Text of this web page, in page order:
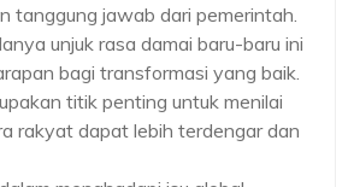
tanggung jawab dari pemerintah.
unjuk rasa damai baru-baru ini
bagi transformasi yang baik.
titik penting untuk menilai
rakyat dapat lebih terdengar dan